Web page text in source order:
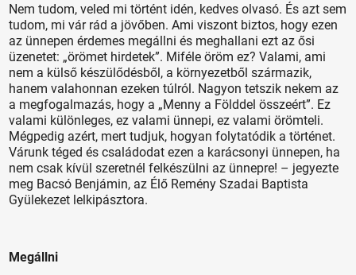
Nem tudom, veled mi történt idén, kedves olvasó. És azt sem
tudom, mi vár rád a jövőben. Ami viszont biztos, hogy ezen
az ünnepen érdemes megállni és meghallani ezt az ősi
üzenetet: „örömet hirdetek”. Miféle öröm ez? Valami, ami
nem a külső készülődésből, a környezetből származik,
hanem valahonnan ezeken túlról. Nagyon tetszik nekem az
a megfogalmazás, hogy a „Menny a Földdel összeért”. Ez
valami különleges, ez valami ünnepi, ez valami örömteli.
Mégpedig azért, mert tudjuk, hogyan folytatódik a történet.
Várunk téged és családodat ezen a karácsonyi ünnepen, ha
nem csak kívül szeretnél felkészülni az ünnepre! – jegyezte
meg Bacsó Benjámin, az Élő Remény Szadai Baptista
Gyülekezet lelkipásztora.
Megállni